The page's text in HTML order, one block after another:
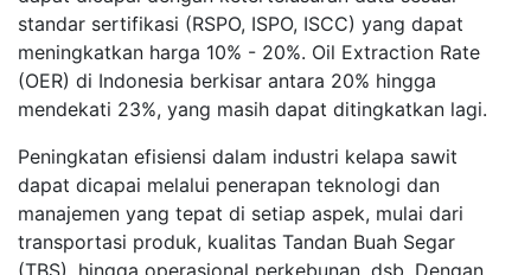
standar sertifikasi (RSPO, ISPO, ISCC) yang dapat
meningkatkan harga 10% - 20%. Oil Extraction Rate
(OER) di Indonesia berkisar antara 20% hingga
mendekati 23%, yang masih dapat ditingkatkan lagi.
Peningkatan efisiensi dalam industri kelapa sawit
dapat dicapai melalui penerapan teknologi dan
manajemen yang tepat di setiap aspek, mulai dari
transportasi produk, kualitas Tandan Buah Segar
(TBS), hingga operasional perkebunan, dsb. Dengan